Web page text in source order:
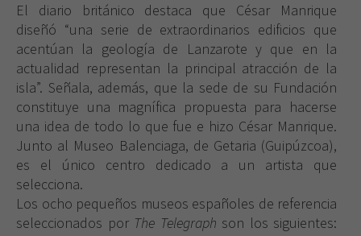
El diario británico destaca que César Manrique
diseñó “una serie de extraordinarios edificios que
acentúan la geología de Lanzarote y que en la
actualidad representan la principal atracción de la
isla”. Señala, además, que la sede de su Fundación
constituye una magnífica propuesta para hacerse
una idea de todo lo que fue e hizo César Manrique.
Junto al Museo Balenciaga, de Getaria (Guipúzcoa),
es el único centro dedicado a un artista que
selecciona.
Los ocho pequeños museos españoles de referencia
seleccionados por The Telegraph son los siguientes: